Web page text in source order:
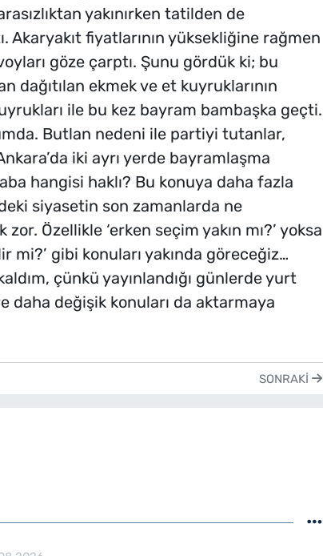
yakınırken tatilden de
Akaryakıt fiyatlarının yüksekliğine rağmen
göze çarptı. Şunu gördük ki; bu
dağıtılan ekmek ve et kuyruklarının
ile bu kez bayram bambaşka geçti.
Butlan nedeni ile partiyi tutanlar,
iki ayrı yerde bayramlaşma
hangisi haklı? Bu konuya daha fazla
siyasetin son zamanlarda ne
Özellikle ‘erken seçim yakın mı?’ yoksa
mi?’ gibi konuları yakında göreceğiz…
çünkü yayınlandığı günlerde yurt
daha değişik konuları da aktarmaya
SONRAKI